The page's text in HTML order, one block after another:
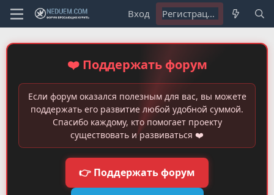
Вход Регистрация
❤️ Поддержать форум
Если форум оказался полезным для вас, вы можете
поддержать его развитие любой удобной суммой.
Спасибо каждому, кто помогает проекту
существовать и развиваться ❤️
👉 Поддержать форум